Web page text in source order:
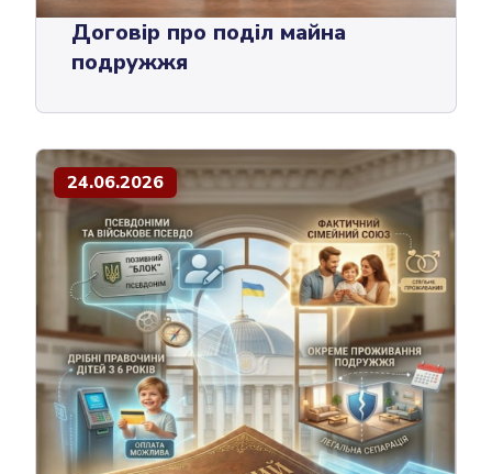
Договір про поділ майна
подружжя
24.06.2026